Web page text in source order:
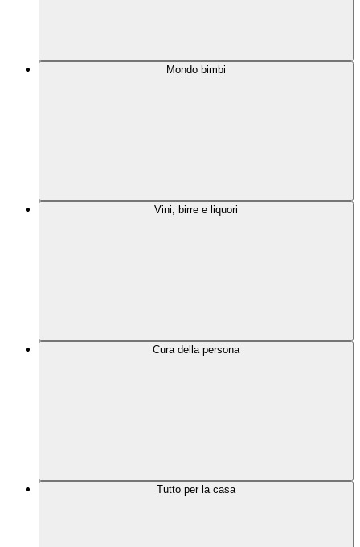
Mondo bimbi
Vini, birre e liquori
Cura della persona
Tutto per la casa